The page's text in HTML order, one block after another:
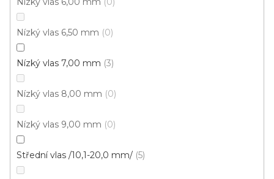
Nízký vlas 6,50 mm 0
Nízký vlas 7,00 mm 3
Nízký vlas 8,00 mm 0
Nízký vlas 9,00 mm 0
Střední vlas /10,1-20,0 mm/ 5
4 m